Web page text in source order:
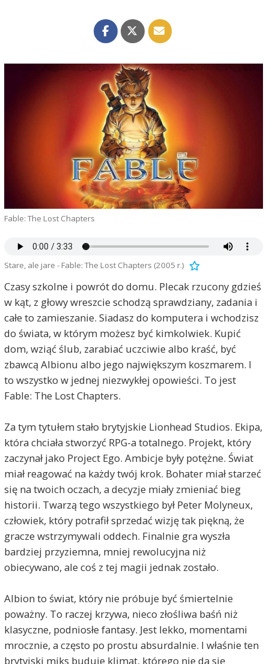
Fable: The Lost Chapters
Stare, ale jare - Fable: The Lost Chapters (2005 r.)
Czasy szkolne i powrót do domu. Plecak rzucony gdzieś
w kąt, z głowy wreszcie schodzą sprawdziany, zadania i
całe to zamieszanie. Siadasz do komputera i wchodzisz
do świata, w którym możesz być kimkolwiek. Kupić
dom, wziąć ślub, zarabiać uczciwie albo kraść, być
zbawcą Albionu albo jego największym koszmarem. I
to wszystko w jednej niezwykłej opowieści. To jest
Fable: The Lost Chapters.
Za tym tytułem stało brytyjskie Lionhead Studios. Ekipa,
która chciała stworzyć RPG-a totalnego. Projekt, który
zaczynał jako Project Ego. Ambicje były potężne. Świat
miał reagować na każdy twój krok. Bohater miał starzeć
się na twoich oczach, a decyzje miały zmieniać bieg
historii. Twarzą tego wszystkiego był Peter Molyneux,
człowiek, który potrafił sprzedać wizję tak piękną, że
gracze wstrzymywali oddech. Finalnie gra wyszła
bardziej przyziemna, mniej rewolucyjna niż
obiecywano, ale coś z tej magii jednak zostało.
Albion to świat, który nie próbuje być śmiertelnie
poważny. To raczej krzywa, nieco złośliwa baśń niż
klasyczne, podniosłe fantasy. Jest lekko, momentami
mrocznie, a często po prostu absurdalnie. I właśnie ten
brytyjski miks buduje klimat, którego nie da się